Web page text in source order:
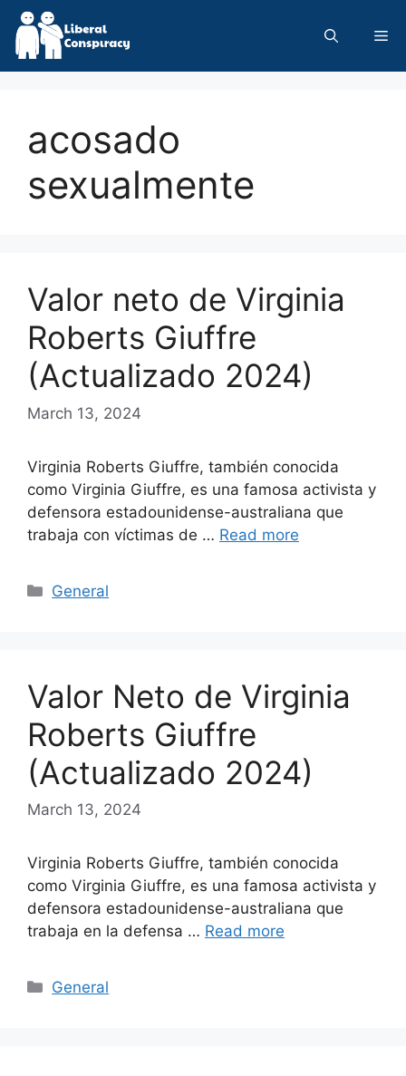
Skip
content
acosado
sexualmente
Valor neto de Virginia
Roberts Giuffre
(Actualizado 2024)
March 13, 2024
Virginia Roberts Giuffre, también conocida
como Virginia Giuffre, es una famosa activista y
defensora estadounidense-australiana que
trabaja con víctimas de … Read more
Categories
General
Valor Neto de Virginia
Roberts Giuffre
(Actualizado 2024)
March 13, 2024
Virginia Roberts Giuffre, también conocida
como Virginia Giuffre, es una famosa activista y
defensora estadounidense-australiana que
trabaja en la defensa … Read more
Categories
General